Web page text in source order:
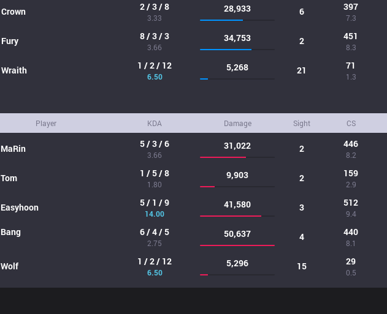
Crown 2 / 3 / 8
3.33
28,933 6 397
7.3
Fury 8 / 3 / 3
3.66
34,753 2 451
8.3
Wraith 1 / 2 / 12
6.50
5,268 21 71
1.3
Player KDA Damage Sight CS
MaRin 5 / 3 / 6
3.66
31,022 2 446
8.2
Tom 1 / 5 / 8
1.80
9,903 2 159
2.9
Easyhoon 5 / 1 / 9
14.00
41,580 3 512
9.4
Bang 6 / 4 / 5
2.75
50,637 4 440
8.1
Wolf 1 / 2 / 12
6.50
5,296 15 29
0.5